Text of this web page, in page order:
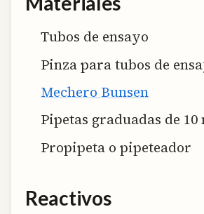
Tubos de ensayo
Pinza para tubos de
Mechero Bunsen
Pipetas graduadas de 10
Propipeta o pipeteador
Reactivos